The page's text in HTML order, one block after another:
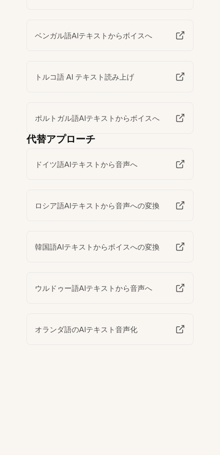
ベンガル語AIテキストからボイスへ
トルコ語 AI テキスト読み上げ
ポルトガル語AIテキストからボイスへ
代替アプローチ
ドイツ語AIテキストから音声へ
ロシア語AIテキストから音声への変換
韓国語AIテキストからボイスへの変換
ウルドゥー語AIテキストから音声へ
オランダ語のAIテキスト音声化